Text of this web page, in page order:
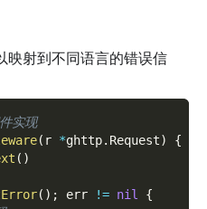
映射到不同语言的错误信
实现
( r *ghttp. Request)
{
( )
( ) ; err != nil
{